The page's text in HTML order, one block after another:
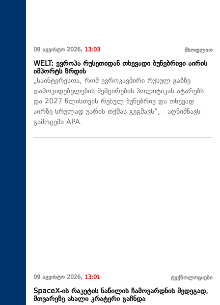
09 აგვისტო 2026, 13:03 მსოფლიო
WELT: ევროპა რუსეთიდან თხევადი ბუნებრივი აირის
იმპორტს ზრდის
„საინტერესოა, რომ ევროკავშირი რუსულ გაზზე
დამოკიდებულების შემცირების პოლიტიკას ატარებს
და 2027 წლისთვის რუსულ ბუნებრივ და თხევად
აირზე სრულად უარის თქმას გეგმავს“, - აღნიშნავს
გამოცემა APA.
09 აგვისტო 2026, 13:01 ტექნოლოგიები
SpaceX-ის რაკეტის ნაწილის ჩამოვარდნის შედეგად,
მთვარეზე ახალი კრატერი გაჩნდა